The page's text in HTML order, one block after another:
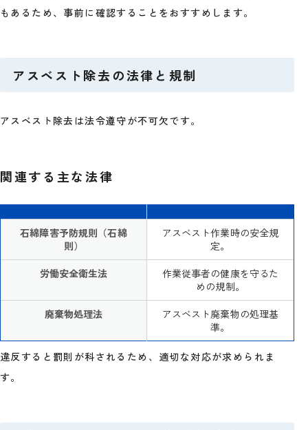
もあるため、事前に確認することをおすすめします。
アスベスト除去の法律と規制
アスベスト除去は法令遵守が不可欠です。
関連する主な法律
石綿障害予防規則（石綿
則）
アスベスト作業時の安全規
定。
労働安全衛生法
作業従事者の健康を守るた
めの規制。
廃棄物処理法
アスベスト廃棄物の処理基
準。
違反すると罰則が科されるため、適切な対応が求められま
す。